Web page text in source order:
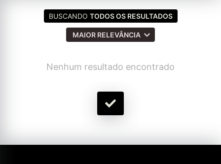
BUSCANDO TODOS OS RESULTADOS
MAIOR RELEVÂNCIA
Nenhum resultado encontrado